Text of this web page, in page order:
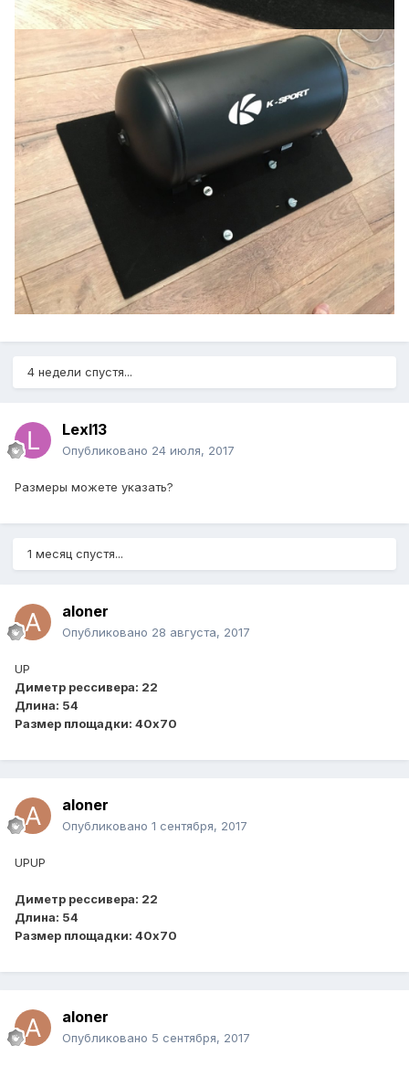
4 недели спустя...
Lexl13
Опубликовано 24 июля, 2017
Размеры можете указать?
1 месяц спустя...
aloner
Опубликовано 28 августа, 2017
UP
Диметр рессивера: 22
Длина: 54
Размер площадки: 40x70
aloner
Опубликовано 1 сентября, 2017
UPUP
Диметр рессивера: 22
Длина: 54
Размер площадки: 40x70
aloner
Опубликовано 5 сентября, 2017